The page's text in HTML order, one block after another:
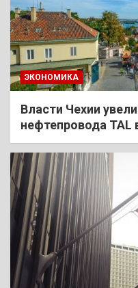
ЭКОНОМИКА
Власти Чехии
нефтепровода TAL